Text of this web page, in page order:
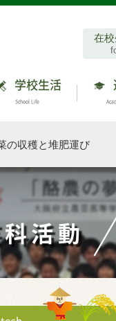
在
学校生活
School Life
収穫と堆肥運び
科活動